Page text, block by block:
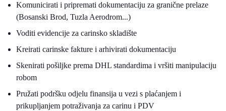
Komunicirati i pripremati dokumentaciju za granične prelaze
(Bosanski Brod, Tuzla Aerodrom...)
Voditi evidencije za carinsko skladište
Kreirati carinske fakture i arhivirati dokumentaciju
Skenirati pošiljke prema DHL standardima i vršiti manipulaciju
robom
Pružati podršku odjelu finansija u vezi s plaćanjem i
prikupljanjem potraživanja za carinu i PDV